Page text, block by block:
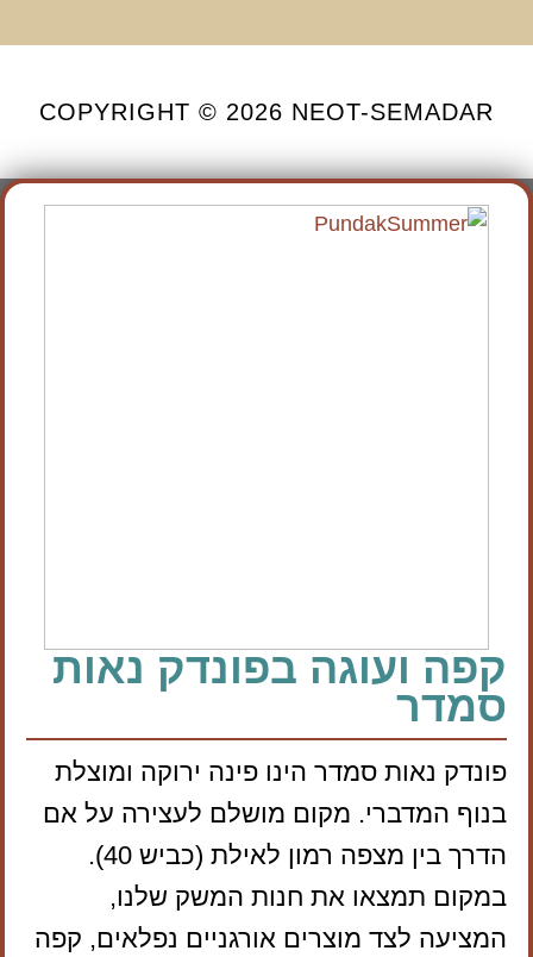
COPYRIGHT © 2026 NEOT-SEMADAR
קפה ועוגה בפונדק נאות
סמדר
פונדק נאות סמדר הינו פינה ירוקה ומוצלת
בנוף המדברי. מקום מושלם לעצירה על אם
הדרך בין מצפה רמון לאילת (כביש 40).
במקום תמצאו את חנות המשק שלנו,
המציעה לצד מוצרים אורגניים נפלאים, קפה